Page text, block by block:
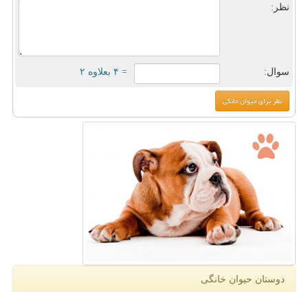
نظر:
سوال: = ۴ بعلاوه ۲
دوستان حیوان خانگی